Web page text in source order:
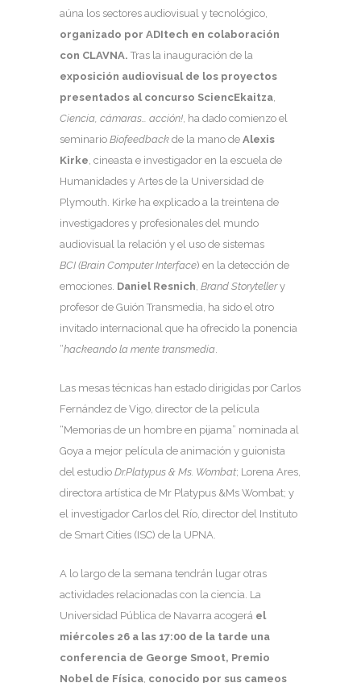
aúna los sectores audiovisual y tecnológico,
organizado por ADItech en colaboración
con CLAVNA. Tras la inauguración de la
exposición audiovisual de los proyectos
presentados al concurso SciencEkaitza,
Ciencia, cámaras… acción!, ha dado comienzo el
seminario Biofeedback de la mano de Alexis
Kirke, cineasta e investigador en la escuela de
Humanidades y Artes de la Universidad de
Plymouth. Kirke ha explicado a la treintena de
investigadores y profesionales del mundo
audiovisual la relación y el uso de sistemas
BCI (Brain Computer Interface) en la detección de
emociones. Daniel Resnich, Brand Storytellery
profesor de Guión Transmedia, ha sido el otro
invitado internacional que ha ofrecido la ponencia
“hackeando la mente transmedia.
Las mesas técnicas han estado dirigidas por Carlos
Fernández de Vigo, director de la película
“Memorias de un hombre en pijama” nominada al
Goya a mejor película de animación y guionista
del estudio Dr.Platypus & Ms. Wombat; Lorena Ares,
directora artística de Mr Platypus &Ms Wombat; y
el investigador Carlos del Río, director del Instituto
de Smart Cities (ISC) de la UPNA.
A lo largo de la semana tendrán lugar otras
actividades relacionadas con la ciencia. La
Universidad Pública de Navarra acogerá el
miércoles 26 a las 17:00 de la tarde una
conferencia de George Smoot, Premio
Nobel de Física, conocido por sus cameos